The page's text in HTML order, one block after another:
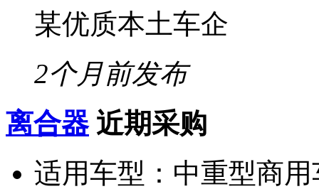
某优质本土车企
2个月前发布
离合器 近期采购
适用车型： 中重型商